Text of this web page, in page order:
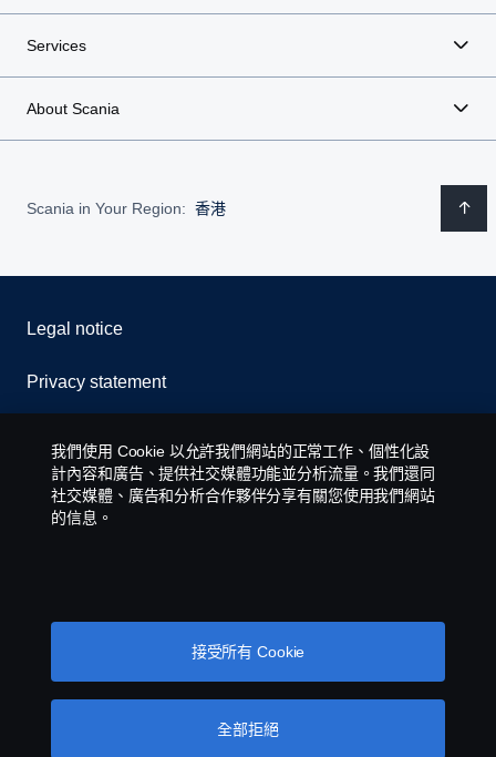
Services
About Scania
Scania in Your Region: 香港
Legal notice
Privacy statement
Whistleblowing
我們使用 Cookie 以允許我們網站的正常工作、個性化設
計內容和廣告、提供社交媒體功能並分析流量。我們還同
社交媒體、廣告和分析合作夥伴分享有關您使用我們網站
的信息。
全部拒絕
接受所有 Cookie